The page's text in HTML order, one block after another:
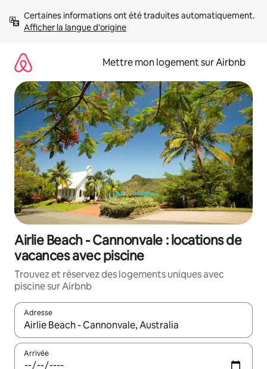
directement
Afficher la langue d'origine
Mettre mon logement sur Airbnb
Airlie Beach - Cannonvale : locations de
vacances avec piscine
Trouvez et réservez des logements uniques avec
piscine sur Airbnb
Adresse
Lorsque les résultats s'affichent, utilisez les flèches vers le
Arrivée